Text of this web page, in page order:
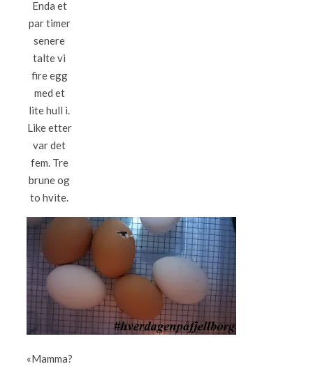
Enda et
par timer
senere
talte vi
fire egg
med et
lite hull i.
Like etter
var det
fem. Tre
brune og
to hvite.
«Mamma?